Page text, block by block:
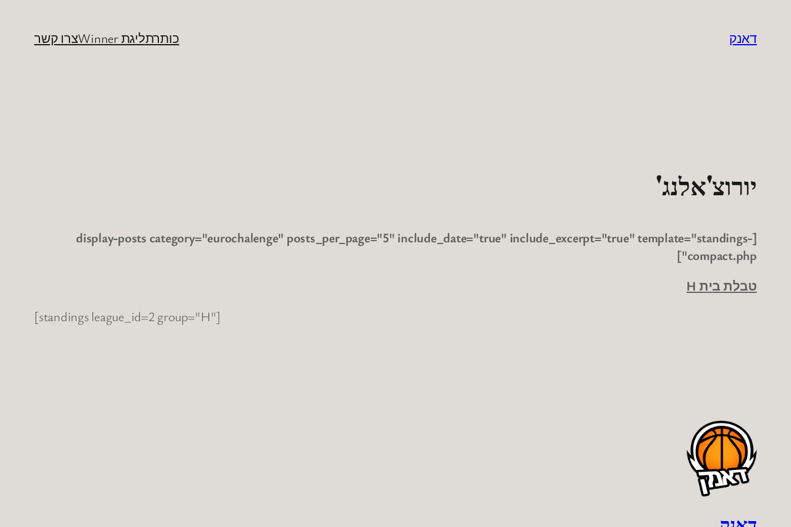
דאנק כותרתליגת Winner צרו קשר
יורוצ'אלנג'
[display-posts category="eurochalenge" posts_per_page="5" include_date="true" include_excerpt="true" template="standings-
compact.php"]
טבלת בית H
[standings league_id=2 group="H"]